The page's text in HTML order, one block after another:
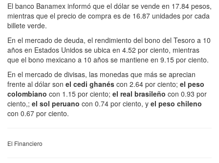
El banco Banamex informó que el dólar se vende en 17.84 pesos,
mientras que el precio de compra es de 16.87 unidades por cada
billete verde.
En el mercado de deuda, el rendimiento del bono del Tesoro a 10
años en Estados Unidos se ubica en 4.52 por ciento, mientras
que el bono mexicano a 10 años se mantiene en 9.15 por ciento.
En el mercado de divisas, las monedas que más se aprecian
frente al dólar son el cedi ghanés con 2.64 por ciento; el peso
colombiano con 1.15 por ciento; el real brasileño con 0.93 por
ciento,; el sol peruano con 0.74 por ciento, y el peso chileno
con 0.67 por ciento.
El Financiero